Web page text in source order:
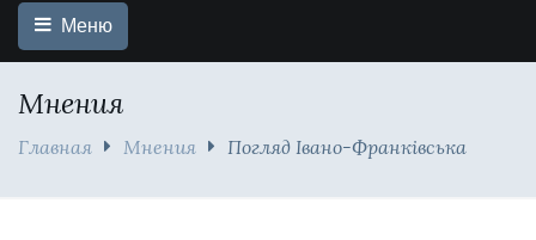
Меню
Мнения
Главная Мнения Погляд Івано-Франківська